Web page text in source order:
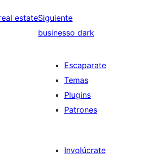
estateSiguiente
businesso dark
Escaparate
Temas
Plugins
Patrones
Involúcrate